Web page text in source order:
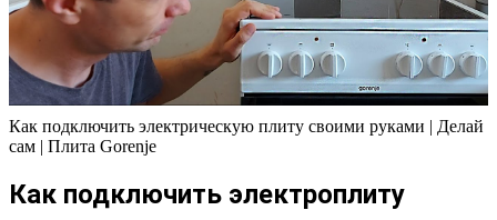
Как подключить электрическую плиту своими руками | Делай
сам | Плита Gorenje
Как подключить электроплиту